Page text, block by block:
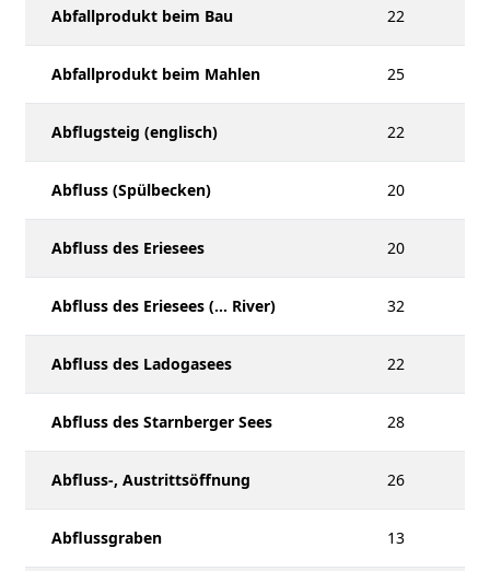
Abfallprodukt beim Bau 22
Abfallprodukt beim Mahlen 25
Abflugsteig (englisch) 22
Abfluss (Spülbecken) 20
Abfluss des Eriesees 20
Abfluss des Eriesees (... River) 32
Abfluss des Ladogasees 22
Abfluss des Starnberger Sees 28
Abfluss-, Austrittsöffnung 26
Abflussgraben 13